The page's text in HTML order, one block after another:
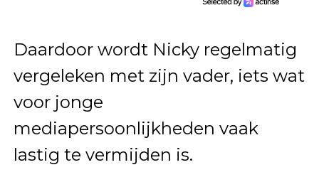
Daardoor wordt Nicky regelmatig
vergeleken met zijn vader, iets wat
voor jonge
mediapersoonlijkheden vaak
lastig te vermijden is.